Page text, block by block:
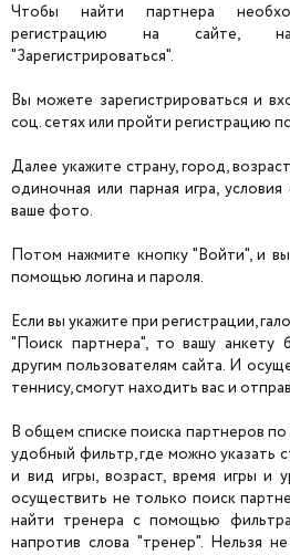
Чтобы найти партнера
регистрацию на сайте,
"Зарегистрироваться".
Вы можете зарегистрироваться и
соц. сетях или пройти регистрацию
Далее укажите страну, город,
одиночная или парная игра,
ваше фото.
Потом нажмите кнопку "Войти", и
помощью логина и пароля.
Если вы укажите при регистрации,
"Поиск партнера", то вашу анкету
другим пользователям сайта. И
теннису, смогут находить вас и
В общем списке поиска партнеров по
удобный фильтр, где можно указать
и вид игры, возраст, время игры и
осуществить не только поиск
найти тренера с помощью
напротив слова "тренер". Нельзя